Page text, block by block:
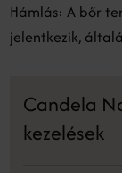
Hámlás: A bőr
jelentkezik,
Candela
kezelések